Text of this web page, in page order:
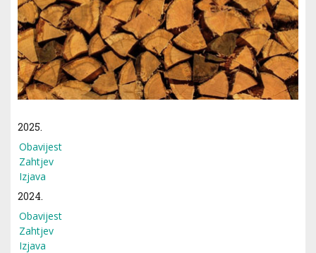
2025.
Obavijest
Zahtjev
Izjava
2024.
Obavijest
Zahtjev
Izjava